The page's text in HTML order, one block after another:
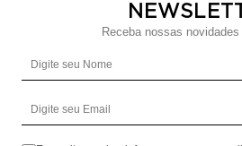
Receba nossas